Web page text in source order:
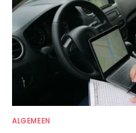
ALGEMEEN